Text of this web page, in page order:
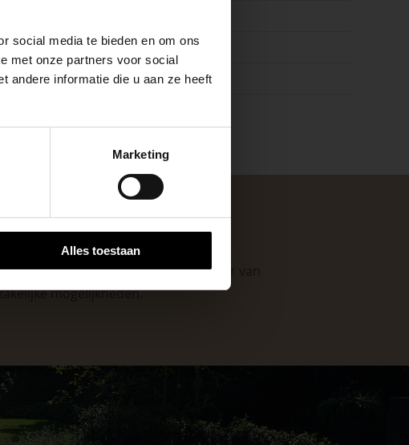
social media te bieden en om ons
met onze partners voor social
andere informatie die u aan ze heeft
Marketing
Alles toestaan
Antraciet, Grijs, Zwart
m²
Als professionele leverancier van
mogelijkheden.
stap van jouw